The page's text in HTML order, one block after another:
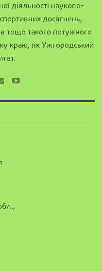
діяльності науково-
досягнень,
тощо такого потужного
краю, як Ужгородський